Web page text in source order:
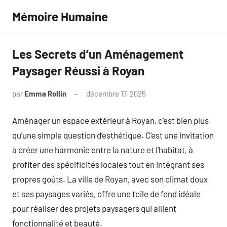
contenu
Mémoire Humaine
Les Secrets d’un Aménagement
Paysager Réussi à Royan
par Emma Rollin décembre 17, 2025
Aménager un espace extérieur à Royan, c’est bien plus
qu’une simple question d’esthétique. C’est une invitation
à créer une harmonie entre la nature et l’habitat, à
profiter des spécificités locales tout en intégrant ses
propres goûts. La ville de Royan, avec son climat doux
et ses paysages variés, offre une toile de fond idéale
pour réaliser des projets paysagers qui allient
fonctionnalité et beauté.